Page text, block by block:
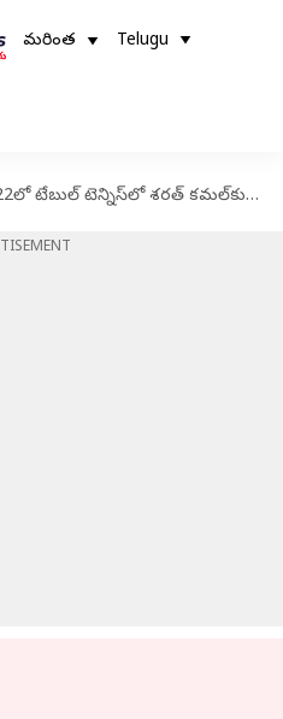
మరింత Telugu
టేబుల్ టెన్నిస్‌లో శరత్ కమల్‌కు అరుదైన గుర్తింపు